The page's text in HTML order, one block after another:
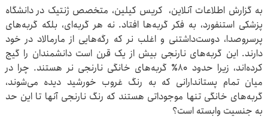
به گزارش اطلاعات آنلاین، کریس کیلین، متخصص ژنتیک در دانشگاه
پزشکی استنفورد، به فکر گربه‌ها افتاد. نه هر گربه‌ای، بلکه گربه‌های
پرسروصدا، دوست‌داشتنی و اغلب نر که رگه‌هایی از مارمالاد در خود
دارند. این گربه‌های نارنجی بیش از یک قرن است دانشمندان را گیج
کرده‌اند، زیرا حدود ۸۰٪ گربه‌های خانگی نارنجی نر هستند. چرا در
میان تمام پستاندارانی که به رنگ غروب خورشید دیده می‌شوند،
گربه‌های خانگی تنها موجوداتی هستند که رنگ نارنجی آنها تا این حد
به جنسیت وابسته است؟